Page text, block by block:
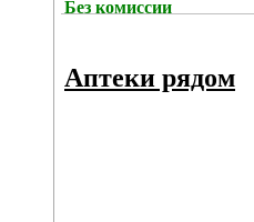
Без комиссии
Аптеки рядом